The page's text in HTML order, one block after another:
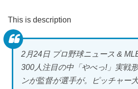
This is description
2月24日 プロ野球ニュース &
300人注目の中「やべっ!」実戦
ンが監督が選手が。ピッチャー